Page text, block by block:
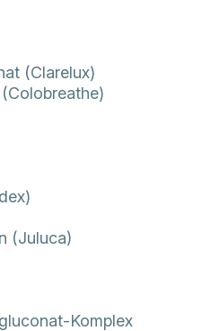
(Clarelux)
(Juluca)
Komplex